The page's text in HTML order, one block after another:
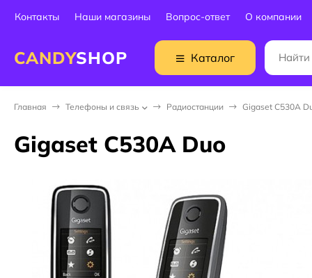
Контакты Наши магазины Вопрос-ответ О компании
CANDYSHOP Каталог
Главная Телефоны и связь Радиостанции Gigaset C530A
Gigaset C530A Duo